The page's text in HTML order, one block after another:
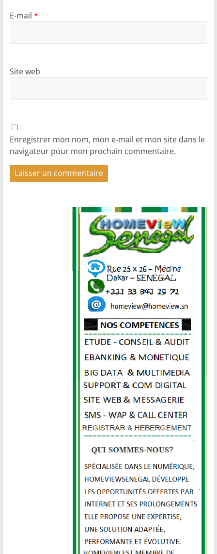
E-mail *
Site web
Enregistrer mon nom, mon e-mail et mon site dans le
navigateur pour mon prochain commentaire.